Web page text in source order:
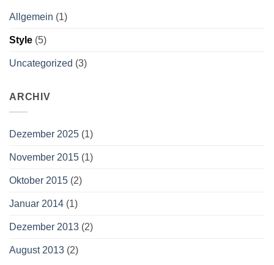
Allgemein (1)
Style (5)
Uncategorized (3)
ARCHIV
Dezember 2025 (1)
November 2015 (1)
Oktober 2015 (2)
Januar 2014 (1)
Dezember 2013 (2)
August 2013 (2)